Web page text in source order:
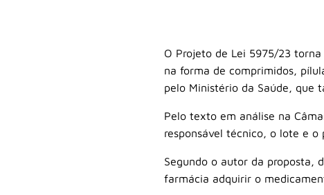
O Projeto de Lei 5975/23
na forma de comprimidos,
pelo Ministério da Saúde, que
Pelo texto em análise na
responsável técnico, o lote e
Segundo o autor da proposta,
farmácia adquirir o